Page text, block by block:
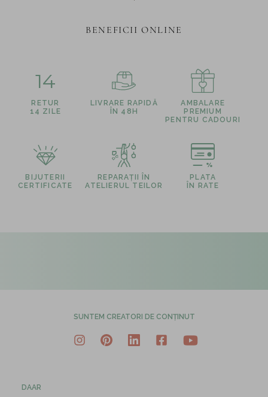
BENEFICII ONLINE
14
RETUR
14 ZILE
LIVRARE RAPIDĂ
ÎN 48H
AMBALARE
PREMIUM
PENTRU CADOURI
BIJUTERII
CERTIFICATE
REPARAȚII ÎN
ATELIERUL TEILOR
PLATA
ÎN RATE
SUNTEM CREATORI DE CONȚINUT
DAAR